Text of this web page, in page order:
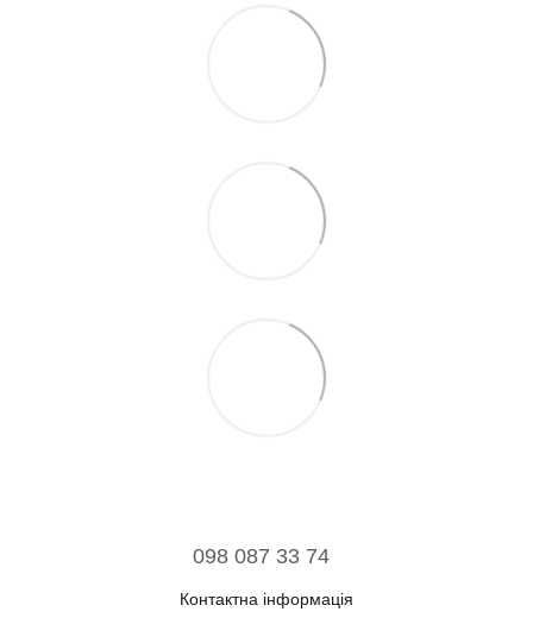
098 087 33 74
Контактна інформація